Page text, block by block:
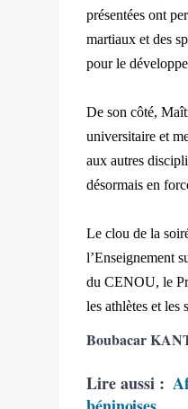
présentées ont
martiaux et des
pour le
De son côté,
universitaire et
aux autres
désormais en
Le clou de la
l’Enseignement
du CENOU, le
les athlètes et les
Boubacar
Lire aussi :